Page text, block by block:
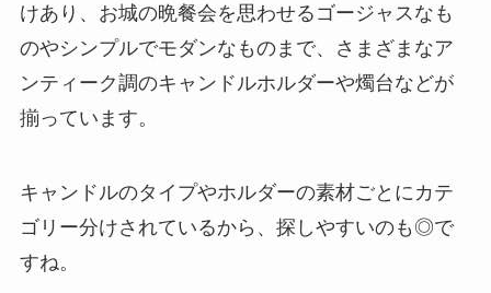
けあり、お城の晩餐会を思わせるゴージャスなも
のやシンプルでモダンなものまで、さまざまなア
ンティーク調のキャンドルホルダーや燭台などが
揃っています。
キャンドルのタイプやホルダーの素材ごとにカテ
ゴリー分けされているから、探しやすいのも◎で
すね。